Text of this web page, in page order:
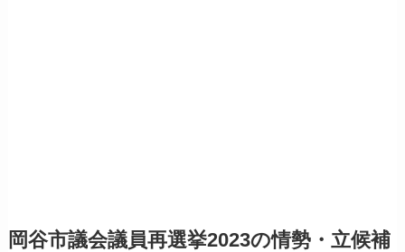
岡谷市議会議員再選挙2023の情勢・立候補